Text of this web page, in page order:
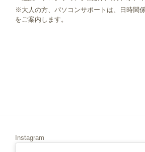
※大人の方、パソコンサポートは、日時関
をご案内します。
Instagram